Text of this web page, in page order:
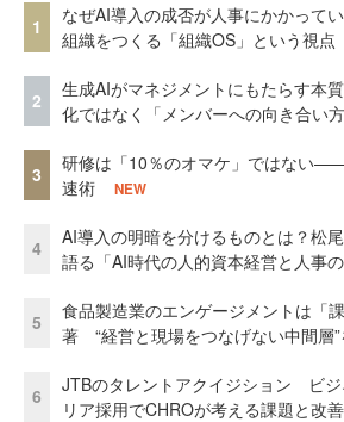
1
なぜAI導入の成否が人事にかかって
組織をつくる「組織OS」という視点
2
生成AIがマネジメントにもたらす本
化ではなく「メンバーへの向き合い方
3
研修は「10％のオマケ」ではない
速術
NEW
4
AI導入の明暗を分けるものとは？松
語る「AI時代の人的資本経営と人事の
5
食品製造業のエンゲージメントは「
著 “経営と現場をつなげない中間層”
6
JTBのタレントアクイジション ビジ
リア採用でCHROが考える課題と改